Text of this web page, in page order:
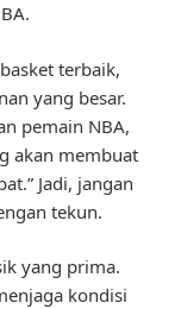
terbaik,
yang besar.
pemain NBA,
akan membuat
Jadi, jangan
tekun.
yang prima.
kondisi